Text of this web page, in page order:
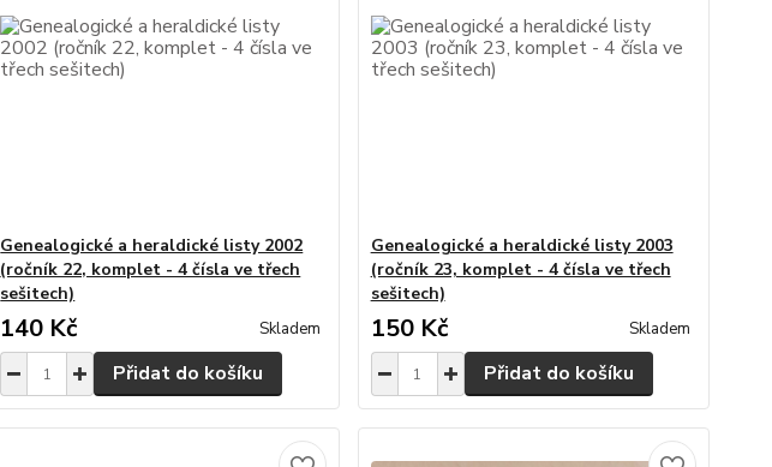
Genealogické a heraldické listy 2002
(ročník 22, komplet - 4 čísla ve třech
sešitech)
140 Kč Skladem
Přidat do košíku
Genealogické a heraldické listy 2003
(ročník 23, komplet - 4 čísla ve třech
sešitech)
150 Kč Skladem
Přidat do košíku